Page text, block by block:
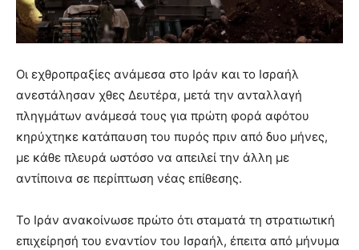
Οι εχθροπραξίες ανάμεσα στο Ιράν και το Ισραήλ
ανεστάλησαν χθες Δευτέρα, μετά την ανταλλαγή
πληγμάτων ανάμεσά τους για πρώτη φορά αφότου
κηρύχτηκε κατάπαυση του πυρός πριν από δυο μήνες,
με κάθε πλευρά ωστόσο να απειλεί την άλλη με
αντίποινα σε περίπτωση νέας επίθεσης.
Το Ιράν ανακοίνωσε πρώτο ότι σταματά τη στρατιωτική
επιχείρησή του εναντίον του Ισραήλ, έπειτα από μήνυμα